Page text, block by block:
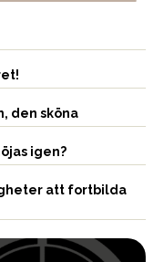
den sköna
igen?
att fortbilda